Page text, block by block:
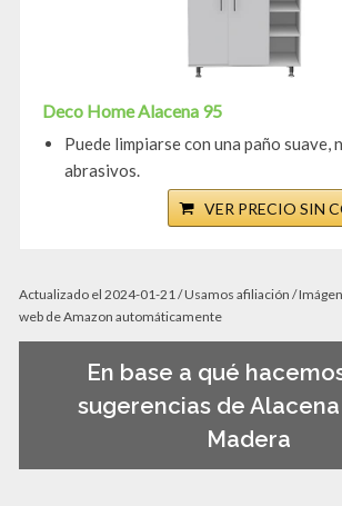
Deco Home Alacena 95
Puede limpiarse con una paño suave,
abrasivos.
VER PRECIO SIN
Actualizado el 2024-01-21 / Usamos afiliación /
web de Amazon automáticamente
En base a qué
sugerencias de
Madera